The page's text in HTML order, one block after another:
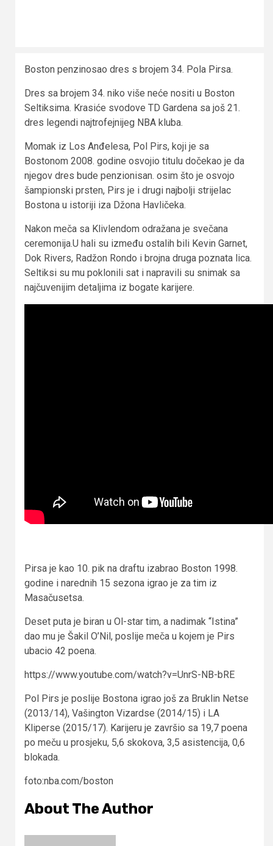
Boston penzinosao dres s brojem 34. Pola Pirsa.
Dres sa brojem 34. niko više neće nositi u Boston
Seltiksima. Krasiće svodove TD Gardena sa još 21.
dres legendi najtrofejnijeg NBA kluba.
Momak iz Los Anđelesa, Pol Pirs, koji je sa
Bostonom 2008. godine osvojio titulu dočekao je da
njegov dres bude penzionisan. osim što je osvojo
šampionski prsten, Pirs je i drugi najbolji strijelac
Bostona u istoriji iza Džona Havličeka.
Nakon meča sa Klivlendom odražana je svečana
ceremonija.U hali su između ostalih bili Kevin Garnet,
Dok Rivers, Radžon Rondo i brojna druga poznata lica.
Seltiksi su mu poklonili sat i napravili su snimak sa
najčuvenijim detaljima iz bogate karijere.
Pirsa je kao 10. pik na draftu izabrao Boston 1998.
godine i narednih 15 sezona igrao je za tim iz
Masačusetsa.
Deset puta je biran u Ol-star tim, a nadimak “Istina”
dao mu je Šakil O’Nil, poslije meča u kojem je Pirs
ubacio 42 poena.
https://www.youtube.com/watch?v=UnrS-NB-bRE
Pol Pirs je poslije Bostona igrao još za Bruklin Netse
(2013/14), Vašington Vizardse (2014/15) i LA
Kliperse (2015/17). Karijeru je završio sa 19,7 poena
po meču u prosjeku, 5,6 skokova, 3,5 asistencija, 0,6
blokada.
foto:nba.com/boston
About The Author